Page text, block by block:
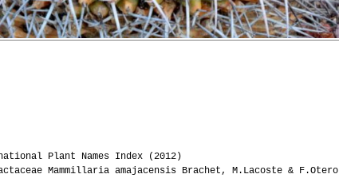
Plant Names Index (2012)
Mammillaria amajacensis Brachet, M.Lacoste & F.Otero